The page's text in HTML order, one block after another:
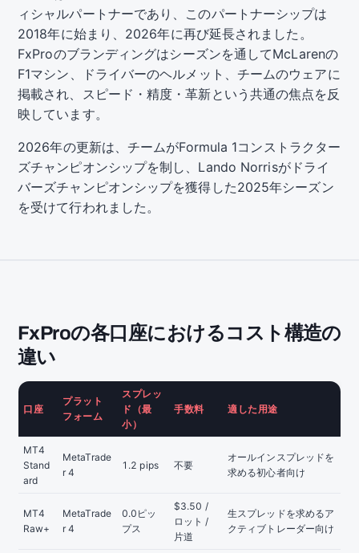
ィシャルパートナーであり、このパートナーシップは
2018年に始まり、2026年に再び延長されました。
FxProのブランディングはシーズンを通してMcLarenの
F1マシン、ドライバーのヘルメット、チームのウェアに
掲載され、スピード・精度・革新という共通の焦点を反
映しています。
2026年の更新は、チームがFormula 1コンストラクター
ズチャンピオンシップを制し、Lando Norrisがドライ
バーズチャンピオンシップを獲得した2025年シーズン
を受けて行われました。
FxProの各口座におけるコスト構造の
違い
口座
プラット
フォーム
スプレッ
ド（最
小）
手数料 適した用途
MT4
Stand
ard
MetaTrade
r 4
1.2 pips 不要
オールインスプレッドを
求める初心者向け
MT4
Raw+
MetaTrade
r 4
0.0ピッ
プス
$3.50 /
ロット /
片道
生スプレッドを求めるア
クティブトレーダー向け